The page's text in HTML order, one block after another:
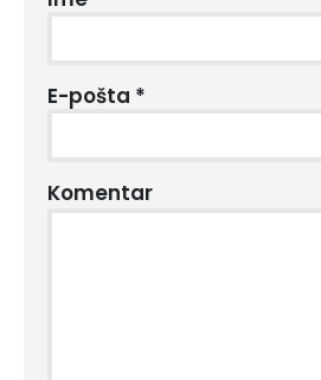
E-pošta *
Komentar